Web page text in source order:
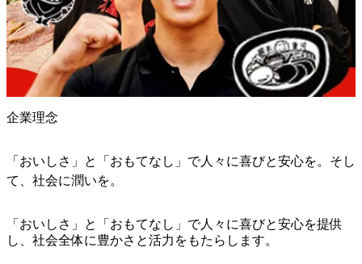
企業理念
「おいしさ」と「おもてなし」で人々に喜びと安心を。そし
て、社会に潤いを。
「おいしさ」と「おもてなし」で人々に喜びと安心を提供
し、社会全体に豊かさと活力をもたらします。